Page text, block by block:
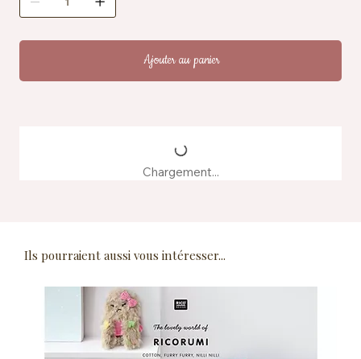
Ajouter au panier
Chargement...
Ils pourraient aussi vous intéresser...